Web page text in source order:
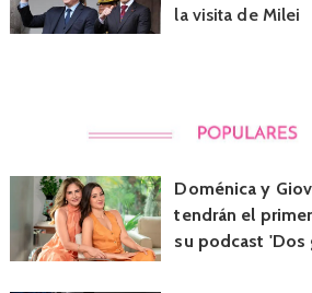
la visita de Milei
Doménica y
tendrán el
su podcast 'Dos